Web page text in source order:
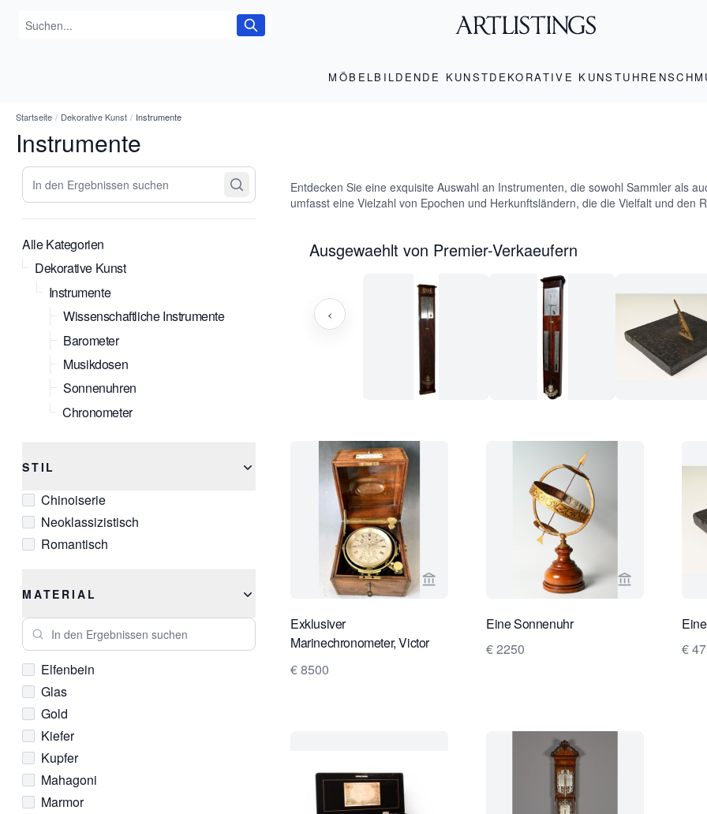
MÖBELBILDENDE KUNSTDEKORATIVE KUNSTUHREN
Startseite / Dekorative Kunst / Instrumente
Instrumente
In den Ergebnissen suchen
Alle Kategorien
Dekorative Kunst
Instrumente
Wissenschaftliche Instrumente
Barometer
Musikdosen
Sonnenuhren
Chronometer
STIL
Chinoiserie
Neoklassizistisch
Romantisch
MATERIAL
In den Ergebnissen suchen
Elfenbein
Glas
Gold
Kiefer
Kupfer
Mahagoni
Marmor
Entdecken Sie eine exquisite Auswahl an Instrumenten, die sowohl Sammler als
umfasst eine Vielzahl von Epochen und Herkunftsländern, die die Vielfalt und den
Ausgewaehlt von Premier-Verkaeufern
‹
Verkaeuferseite von Van Dreven Antique Clocks
Exklusiver
Marinechronometer, Victor
Kullberg, Hersteller der
Admiralität, London, Nr. 4970,
€ 8500
Eine Sonnenuhr
€ 2250
€